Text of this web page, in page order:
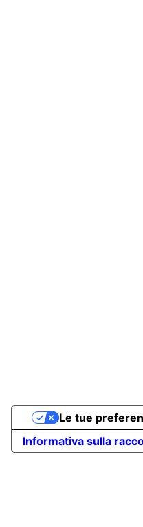
Informativa sulla
Le tue